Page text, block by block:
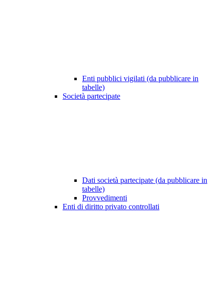
Enti pubblici vigilati (da pubblicare in
tabelle)
Società partecipate
Dati società partecipate (da pubblicare in
tabelle)
Provvedimenti
Enti di diritto privato controllati